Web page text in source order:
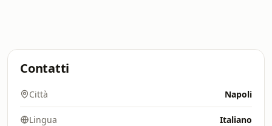
Contatti
Città Napoli
Lingua Italiano